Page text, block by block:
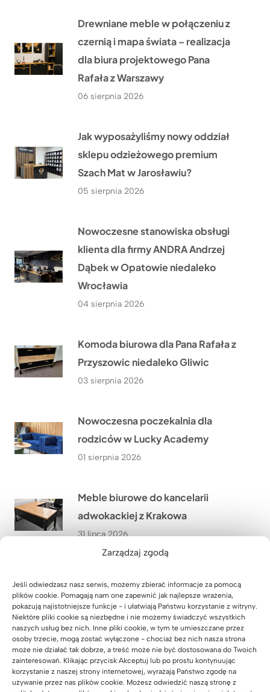
Zarządzaj zgodą
Jeśli odwiedzasz nasz serwis, możemy zbierać informacje za pomocą
plików cookie. Pomagają nam one zapewnić jak najlepsze wrażenia,
pokazują najistotniejsze funkcje - i ułatwiają Państwu korzystanie z witryny.
Niektóre pliki cookie są niezbędne i nie możemy świadczyć wszystkich
naszych usług bez nich. Inne pliki cookie, w tym te umieszczane przez
osoby trzecie, mogą zostać wyłączone - chociaż bez nich nasza strona
może nie działać tak dobrze, a treść może nie być dostosowana do Twoich
zainteresowań. Klikając przycisk Akceptuj lub po prostu kontynuując
korzystanie z naszej strony internetowej, wyrażają Państwo zgodę na
używanie przez nas plików cookie. Możesz odwiedzić naszą stronę z
Drewniane meble w połączeniu z
czernią i mapa świata – realizacja
dla biura projektowego Pana
Rafała z Warszawy
06 sierpnia 2026
Jak wyposażyliśmy nowy oddział
sklepu odzieżowego premium
Szach Mat w Jarosławiu?
05 sierpnia 2026
Nowoczesne stanowiska obsługi
klienta dla firmy ANDRA Andrzej
Dąbek w Opatowie niedaleko
Wrocławia
04 sierpnia 2026
Komoda biurowa dla Pana Rafała z
Przyszowic niedaleko Gliwic
03 sierpnia 2026
Nowoczesna poczekalnia dla
rodziców w Lucky Academy
01 sierpnia 2026
Meble biurowe do kancelarii
adwokackiej z Krakowa
31 lipca 2026
zamówienie
30 lipca 2026
Meble dla szkoły językowej Lucky
Academy w Biłgoraju – przestrzeń,
która wspiera naukę